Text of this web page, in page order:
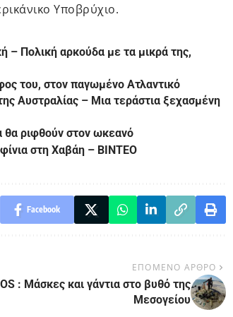
Υποβρύχιο.
– Πολική αρκούδα με τα μικρά της,
του, στον παγωμένο Ατλαντικό
Αυστραλίας – Μια τεράστια ξεχασμένη
θα ριφθούν στον ωκεανό
στη Χαβάη – ΒΙΝΤΕΟ
Facebook
ΕΠΟΜΕΝΟ ΑΡΘΡΟ
: Μάσκες και γάντια στο βυθό της
Μεσογείου